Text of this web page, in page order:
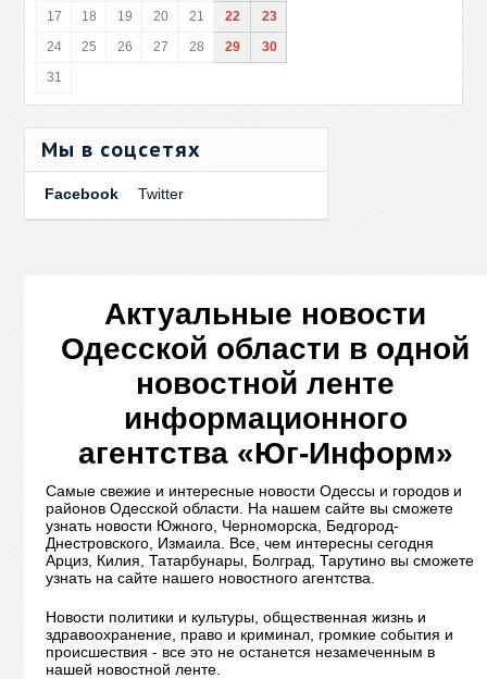
17
18 19 20 21 22
23
24
25 26 27 28 29
30
31
Мы в соцсетях
Facebook Twitter
Актуальные новости
Одесской области в одной
новостной ленте
информационного
агентства «Юг-Информ»
Самые свежие и интересные новости Одессы и городов и
районов Одесской области. На нашем сайте вы сможете
узнать новости Южного, Черноморска, Бедгород-
Днестровского, Измаила. Все, чем интересны сегодня
Арциз, Килия, Татарбунары, Болград, Тарутино вы сможете
узнать на сайте нашего новостного агентства.
Новости политики и культуры, общественная жизнь и
здравоохранение, право и криминал, громкие события и
происшествия - все это не останется незамеченным в
нашей новостной ленте.